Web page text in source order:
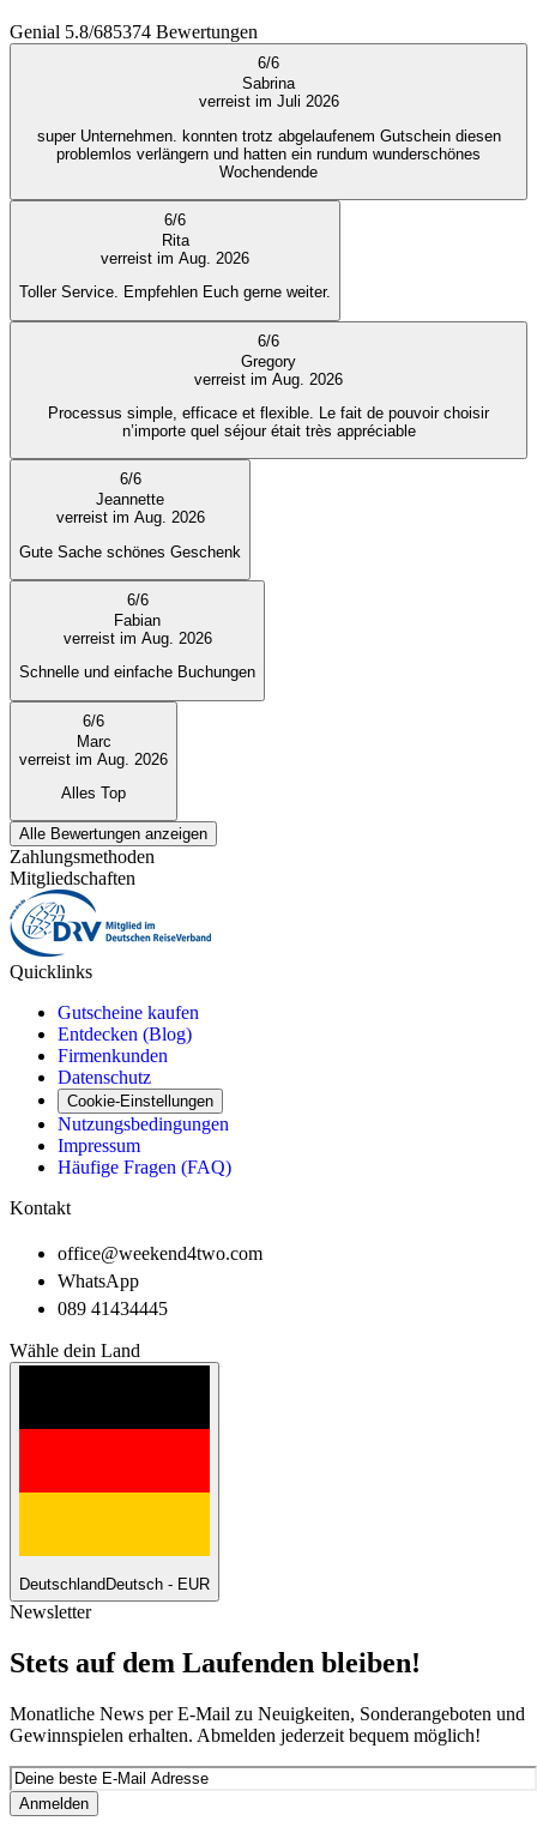
Genial 5.8/685374 Bewertungen
6/6
Sabrina
verreist im Juli 2026
super Unternehmen. konnten trotz abgelaufenem Gutschein diesen
problemlos verlängern und hatten ein rundum wunderschönes
Wochendende
6/6
Rita
verreist im Aug. 2026
Toller Service. Empfehlen Euch gerne weiter.
6/6
Gregory
verreist im Aug. 2026
Processus simple, efficace et flexible. Le fait de pouvoir choisir
n’importe quel séjour était très appréciable
6/6
Jeannette
verreist im Aug. 2026
Gute Sache schönes Geschenk
6/6
Fabian
verreist im Aug. 2026
Schnelle und einfache Buchungen
6/6
Marc
verreist im Aug. 2026
Alles Top
Alle Bewertungen anzeigen
Zahlungsmethoden
Mitgliedschaften
Quicklinks
Gutscheine kaufen
Entdecken (Blog)
Firmenkunden
Datenschutz
Cookie-Einstellungen
Nutzungsbedingungen
Impressum
Häufige Fragen (FAQ)
Kontakt
office@weekend4two.com
WhatsApp
089 41434445
Wähle dein Land
Deutschland Deutsch - EUR
Newsletter
Stets auf dem Laufenden bleiben!
Monatliche News per E-Mail zu Neuigkeiten, Sonderangeboten und
Gewinnspielen erhalten. Abmelden jederzeit bequem möglich!
Anmelden